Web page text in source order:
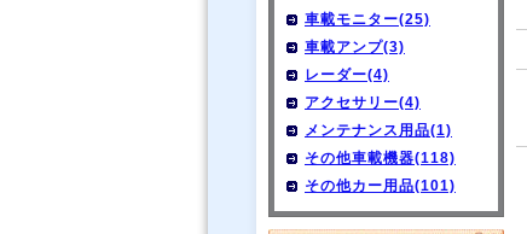
車載モニター(25)
車載アンプ(3)
レーダー(4)
アクセサリー(4)
メンテナンス用品(1)
その他車載機器(118)
その他カー用品(101)